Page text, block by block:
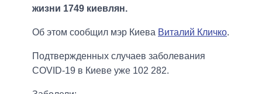
жизни 1749 киевлян.
Об этом сообщил мэр Киева Виталий Кличко.
Подтвержденных случаев заболевания
COVID-19 в Киеве уже 102 282.